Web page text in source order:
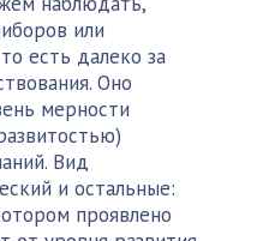
или
есть далеко за
Оно
мерности
Вид
и остальные:
проявлено